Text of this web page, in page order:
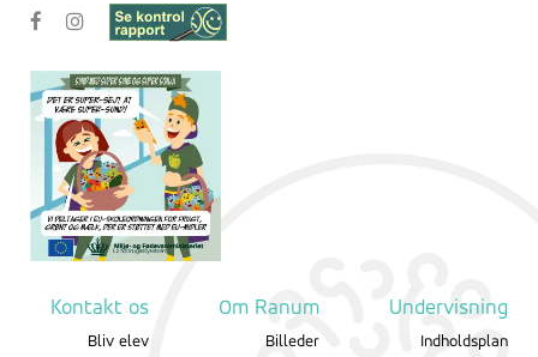
Kontakt os
Bliv elev
Om Ranum
Billeder
Undervisning
Indholdsplan